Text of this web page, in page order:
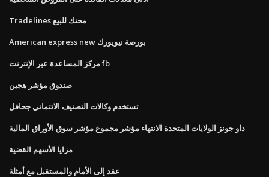
Tradelines محنك للبيع
American express new بورصة نيويورك
مركز المساعدة عبر الإنترنت fb
صندوق مؤشر هجين
تستخدم وكالات التصنيف الائتماني جحافل
داو جونز الولايات المتحدة الانتهاء مؤشر مجموع مؤشر سوق الأوراق المالية
مزايا الأسهم القضية
عقد إلى الأمام والمستقبل مع أمثلة